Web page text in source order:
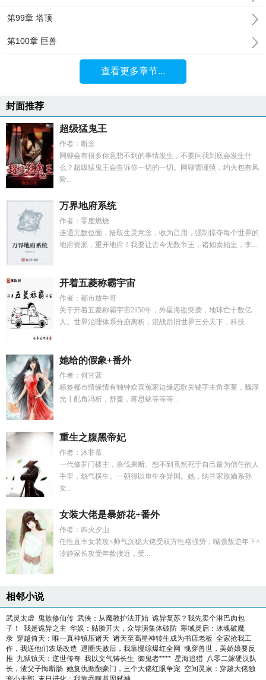
第99章 塔顶
第100章 巨兽
查看更多章节...
封面推荐
超级猛鬼王
作者：断念
网聊会有很多你意想不到的事情发生，不要问我到底会发生什
么？超级猛鬼王会告诉你一切的一切。网聊需谨慎，约火包有风
险...
万界地府系统
作者：零度燃烧
连通无数位面，拾取生灵意念，收为己用，强制掠夺每个世界的
地府资源，重开地府！我要让古今无数帝王，诸如秦始皇，李...
开着五菱称霸宇宙
作者：都市放牛哥
关于开着五菱称霸宇宙2150年，外星海盗突袭，地球亡十数亿
人。世界治理体系分崩离析，混战后旧世界三分天下，科技...
她给的假象+番外
作者：何甘蓝
标签都市情缘情有独钟欢喜冤家边缘恋歌关键字主角李莱，魏淳
光┃配角冯析，舒蔓，蒋思铭等等等...
重生之腹黑帝妃
作者：沐非慕
一代修罗门楼主，杀伐果断。想不到竟然死于自己最为信任的人
手里，怨气横生。一朝得以重生在异国。她，纳兰家族嫡系孙
女...
女装大佬是暴娇花+番外
作者：四火夕山
任性直率女装攻×帅气沉稳大佬受双方性格强势，嘴强叛逆年下×
冷静家长攻受年龄接近，受...
相邻小说
武灵太虚 鬼族修仙传 武侠：从魔教护法开始 诡异复苏？我先卖个淋巴肉包
子！
我是诡异之主 华娱：贴脸开大，众导演集体破防 寒域灵启：冰魂破魔
录 穿越倚天：唯一真神镇压诸天 诸天至高星神转生成为书店老板 全家抢我工
作，我送他们农场改造 退圈失败后，我靠慢综爆红全网 魂穿兽世，美娇娘要反
推 九狱镇天：逆世传奇 我以文气铸长生 御鬼者**** 星海追猎 八零二嫁硬汉队
长，渣父子悔断肠 她复仇掀翻豪门，三个大佬红眼争宠 空间灵泉：穿越大佬独